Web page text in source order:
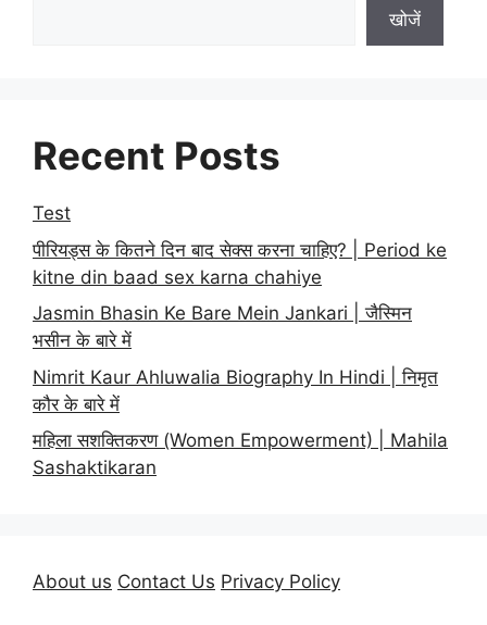
खोजें
Recent Posts
Test
पीरियड्स के कितने दिन बाद सेक्स करना चाहिए? | Period ke
kitne din baad sex karna chahiye
Jasmin Bhasin Ke Bare Mein Jankari | जैस्मिन
भसीन के बारे में
Nimrit Kaur Ahluwalia Biography In Hindi | निमृत
कौर के बारे में
महिला सशक्तिकरण (Women Empowerment) | Mahila
Sashaktikaran
About us Contact Us Privacy Policy